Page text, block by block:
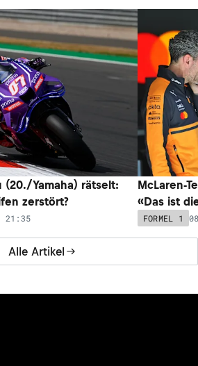
Alle Artikel
(20./Yamaha) rätselt:
zerstört?
21:35
McLaren-
«Das ist
FORMEL 1